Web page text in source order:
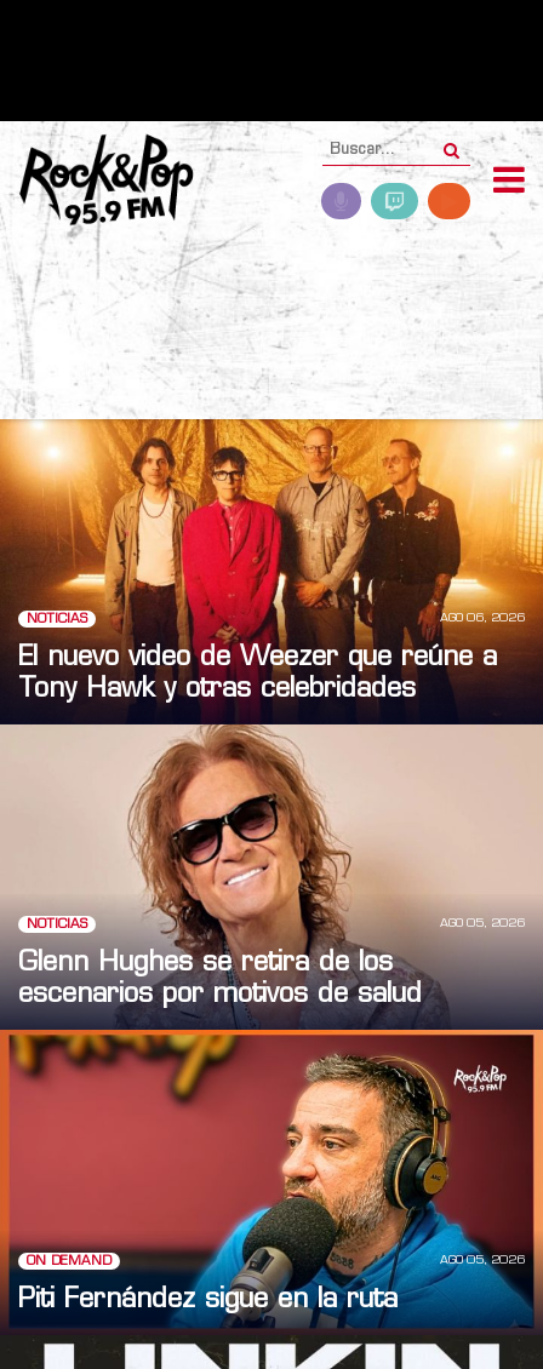
NOTICIAS AGO 06, 2026
El nuevo video de Weezer que reúne a
Tony Hawk y otras celebridades
NOTICIAS AGO 05, 2026
Glenn Hughes se retira de los
escenarios por motivos de salud
ON DEMAND AGO 05, 2026
Piti Fernández sigue en la ruta